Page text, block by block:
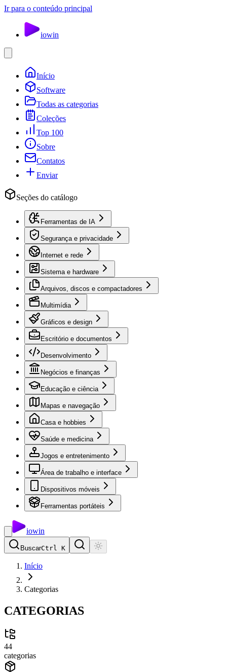
Ir para o conteúdo principal
iowin
Início
Software
Todas as categorias
Coleções
Top 100
Sobre
Contatos
Enviar
Seções do catálogo
Ferramentas de IA
Segurança e privacidade
Internet e rede
Sistema e hardware
Arquivos, discos e compactadores
Multimídia
Gráficos e design
Escritório e documentos
Desenvolvimento
Negócios e finanças
Educação e ciência
Mapas e navegação
Casa e hobbies
Saúde e medicina
Jogos e entretenimento
Área de trabalho e interface
Dispositivos móveis
Ferramentas portáteis
iowin
BuscarCtrl K
Início
Categorias
CATEGORIAS
44
categorias